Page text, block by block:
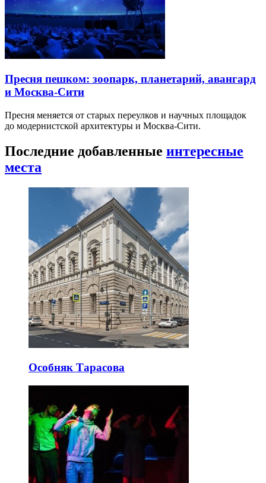
Пресня пешком: зоопарк, планетарий, авангард
и Москва-Сити
Пресня меняется от старых переулков и научных площадок
до модернистской архитектуры и Москва-Сити.
Последние добавленные интересные
места
Особняк Тарасова